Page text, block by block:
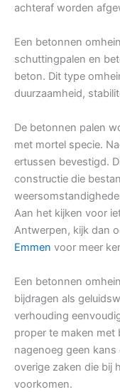
achteraf worden
Een betonnen
schuttingpalen en
beton. Dit type
duurzaamheid,
De betonnen palen
met mortel specie.
ertussen bevestigd.
constructie die
Aan het kijken voor
Antwerpen, kijk dan
Emmen voor meer
Een betonnen
bijdragen als
verhouding
proper te maken met
nagenoeg geen
overige zaken die bij
voorkomen.